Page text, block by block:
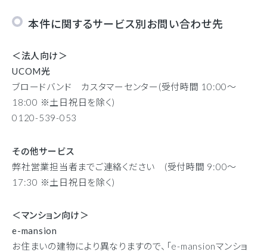
本件に関するサービス別お問い合わせ先
＜法人向け＞
UCOM光
ブロードバンド カスタマーセンター(受付時間 10:00～
18:00 ※土日祝日を除く)
0120-539-053
その他サービス
弊社営業担当者までご連絡ください (受付時間 9:00～
17:30 ※土日祝日を除く)
＜マンション向け＞
e-mansion
お住まいの建物により異なりますので、「e-mansionマンショ